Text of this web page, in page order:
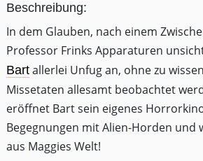
Beschreibung:
In dem Glauben, nach einem
Professor Frinks Apparaturen
Bart allerlei Unfug an, ohne zu
Missetaten allesamt beobachtet
eröffnet Bart sein eigenes
Begegnungen mit Alien-Horden und
aus Maggies Welt!